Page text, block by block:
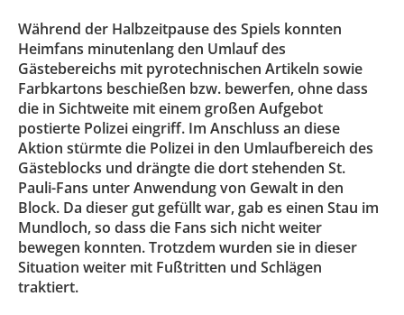
Während der Halbzeitpause des Spiels konnten
Heimfans minutenlang den Umlauf des
Gästebereichs mit pyrotechnischen Artikeln sowie
Farbkartons beschießen bzw. bewerfen, ohne dass
die in Sichtweite mit einem großen Aufgebot
postierte Polizei eingriff. Im Anschluss an diese
Aktion stürmte die Polizei in den Umlaufbereich des
Gästeblocks und drängte die dort stehenden St.
Pauli-Fans unter Anwendung von Gewalt in den
Block. Da dieser gut gefüllt war, gab es einen Stau im
Mundloch, so dass die Fans sich nicht weiter
bewegen konnten. Trotzdem wurden sie in dieser
Situation weiter mit Fußtritten und Schlägen
traktiert.